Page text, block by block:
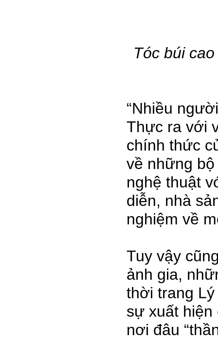
Tóc búi
“Nhiều
Thực ra với
chính thức
về những
nghệ thuật
diễn, nhà
nghiệm về
Tuy vậy
ảnh gia,
thời trang
sự xuất hiện
nơi đâu